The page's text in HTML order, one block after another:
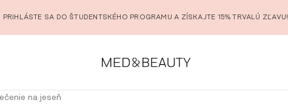
PRIHLÁSTE SA DO ŠTUDENTSKÉHO PROGRAMU A ZÍSKAJTE 15% TRVALÚ ZĽAVU!
na jeseň